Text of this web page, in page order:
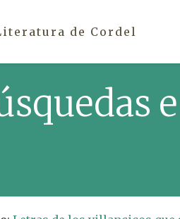
de Cordel